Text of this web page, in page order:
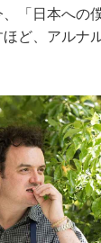
「日本への
ど、アルナ